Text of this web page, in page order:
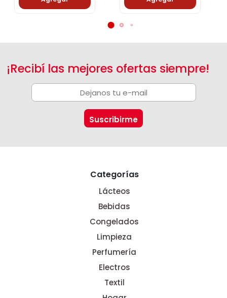
¡Recibí las mejores ofertas siempre!
Categorías
Lácteos
Bebidas
Congelados
Limpieza
Perfumería
Electros
Textil